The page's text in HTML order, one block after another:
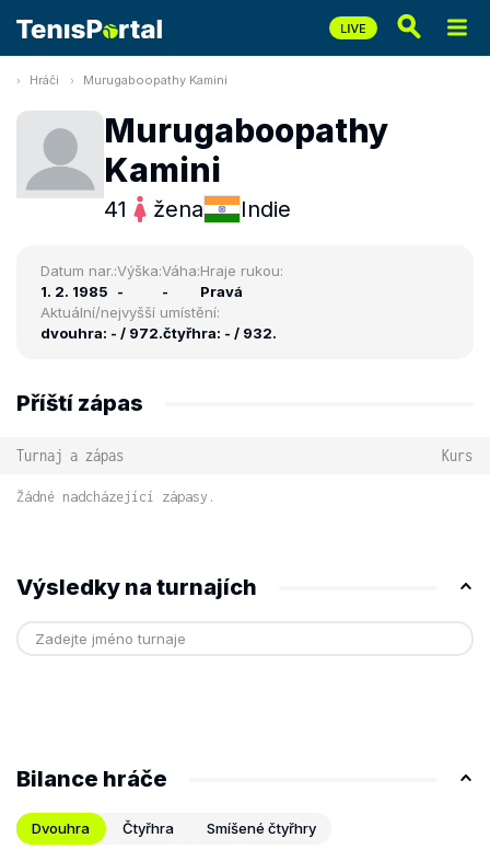
Hráči Murugaboopathy Kamini
Murugaboopathy
Kamini
41 žena Indie
Datum nar.:
1. 2. 1985
Výška:
-
Váha:
-
Hraje rukou:
Pravá
Aktuální/nejvyšší umístění:
dvouhra: - / 972.čtyřhra: - / 932.
Příští zápas
Turnaj a zápas Kurs
Žádné nadcházející zápasy.
Výsledky na turnajích
Bilance hráče
Dvouhra Čtyřhra Smíšené čtyřhry